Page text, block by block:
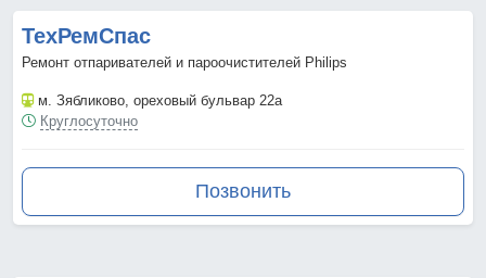
ТехРемСпас
Ремонт отпаривателей и пароочистителей Philips
м. Зябликово, ореховый бульвар 22а
Круглосуточно
Позвонить